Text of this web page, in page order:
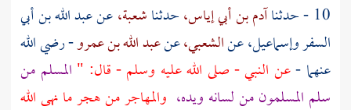
10 - حدثنا
آدم بن أبي إياس،حدثناشعبة،عنعبد الله بن أبي
السفروإسماعيل، عنالشعبي،عنعبد الله بن عمرو- رضي الله
عنهما -عن النبي - صلى الله عليه وسلم - قال: " المسلم من
سلم المسلمون من لسانه ويده، والمهاجر من هجر ما نهى الله